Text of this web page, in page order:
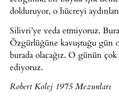
dolduruyor, o hücreyi
Silivri’ye veda etmiyoruz.
Özgürlüğüne kavuştuğu gün
burada olacağız. O günün
ediyoruz.
Robert Kolej 1975 Mezunları